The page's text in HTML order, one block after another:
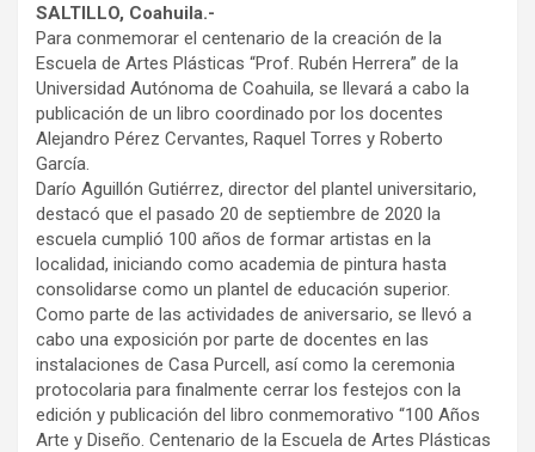
SALTILLO, Coahuila.-
Para conmemorar el centenario de la creación de la
Escuela de Artes Plásticas “Prof. Rubén Herrera” de la
Universidad Autónoma de Coahuila, se llevará a cabo la
publicación de un libro coordinado por los docentes
Alejandro Pérez Cervantes, Raquel Torres y Roberto
García.
Darío Aguillón Gutiérrez, director del plantel universitario,
destacó que el pasado 20 de septiembre de 2020 la
escuela cumplió 100 años de formar artistas en la
localidad, iniciando como academia de pintura hasta
consolidarse como un plantel de educación superior.
Como parte de las actividades de aniversario, se llevó a
cabo una exposición por parte de docentes en las
instalaciones de Casa Purcell, así como la ceremonia
protocolaria para finalmente cerrar los festejos con la
edición y publicación del libro conmemorativo “100 Años
Arte y Diseño. Centenario de la Escuela de Artes Plásticas